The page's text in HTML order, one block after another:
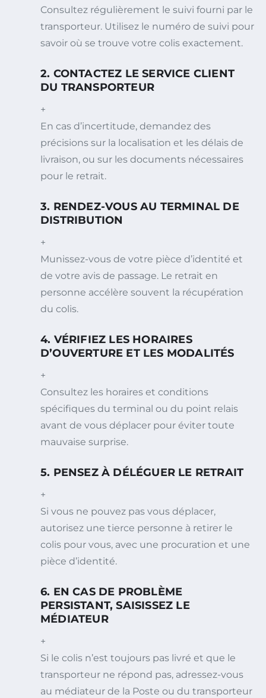
Consultez régulièrement le suivi fourni par le
transporteur. Utilisez le numéro de suivi pour
savoir où se trouve votre colis exactement.
2. CONTACTEZ LE SERVICE CLIENT
DU TRANSPORTEUR
+
En cas d’incertitude, demandez des
précisions sur la localisation et les délais de
livraison, ou sur les documents nécessaires
pour le retrait.
3. RENDEZ-VOUS AU TERMINAL DE
DISTRIBUTION
+
Munissez-vous de votre pièce d’identité et
de votre avis de passage. Le retrait en
personne accélère souvent la récupération
du colis.
4. VÉRIFIEZ LES HORAIRES
D’OUVERTURE ET LES MODALITÉS
+
Consultez les horaires et conditions
spécifiques du terminal ou du point relais
avant de vous déplacer pour éviter toute
mauvaise surprise.
5. PENSEZ À DÉLÉGUER LE RETRAIT
+
Si vous ne pouvez pas vous déplacer,
autorisez une tierce personne à retirer le
colis pour vous, avec une procuration et une
pièce d’identité.
6. EN CAS DE PROBLÈME
PERSISTANT, SAISISSEZ LE
MÉDIATEUR
+
Si le colis n’est toujours pas livré et que le
transporteur ne répond pas, adressez-vous
au médiateur de la Poste ou du transporteur